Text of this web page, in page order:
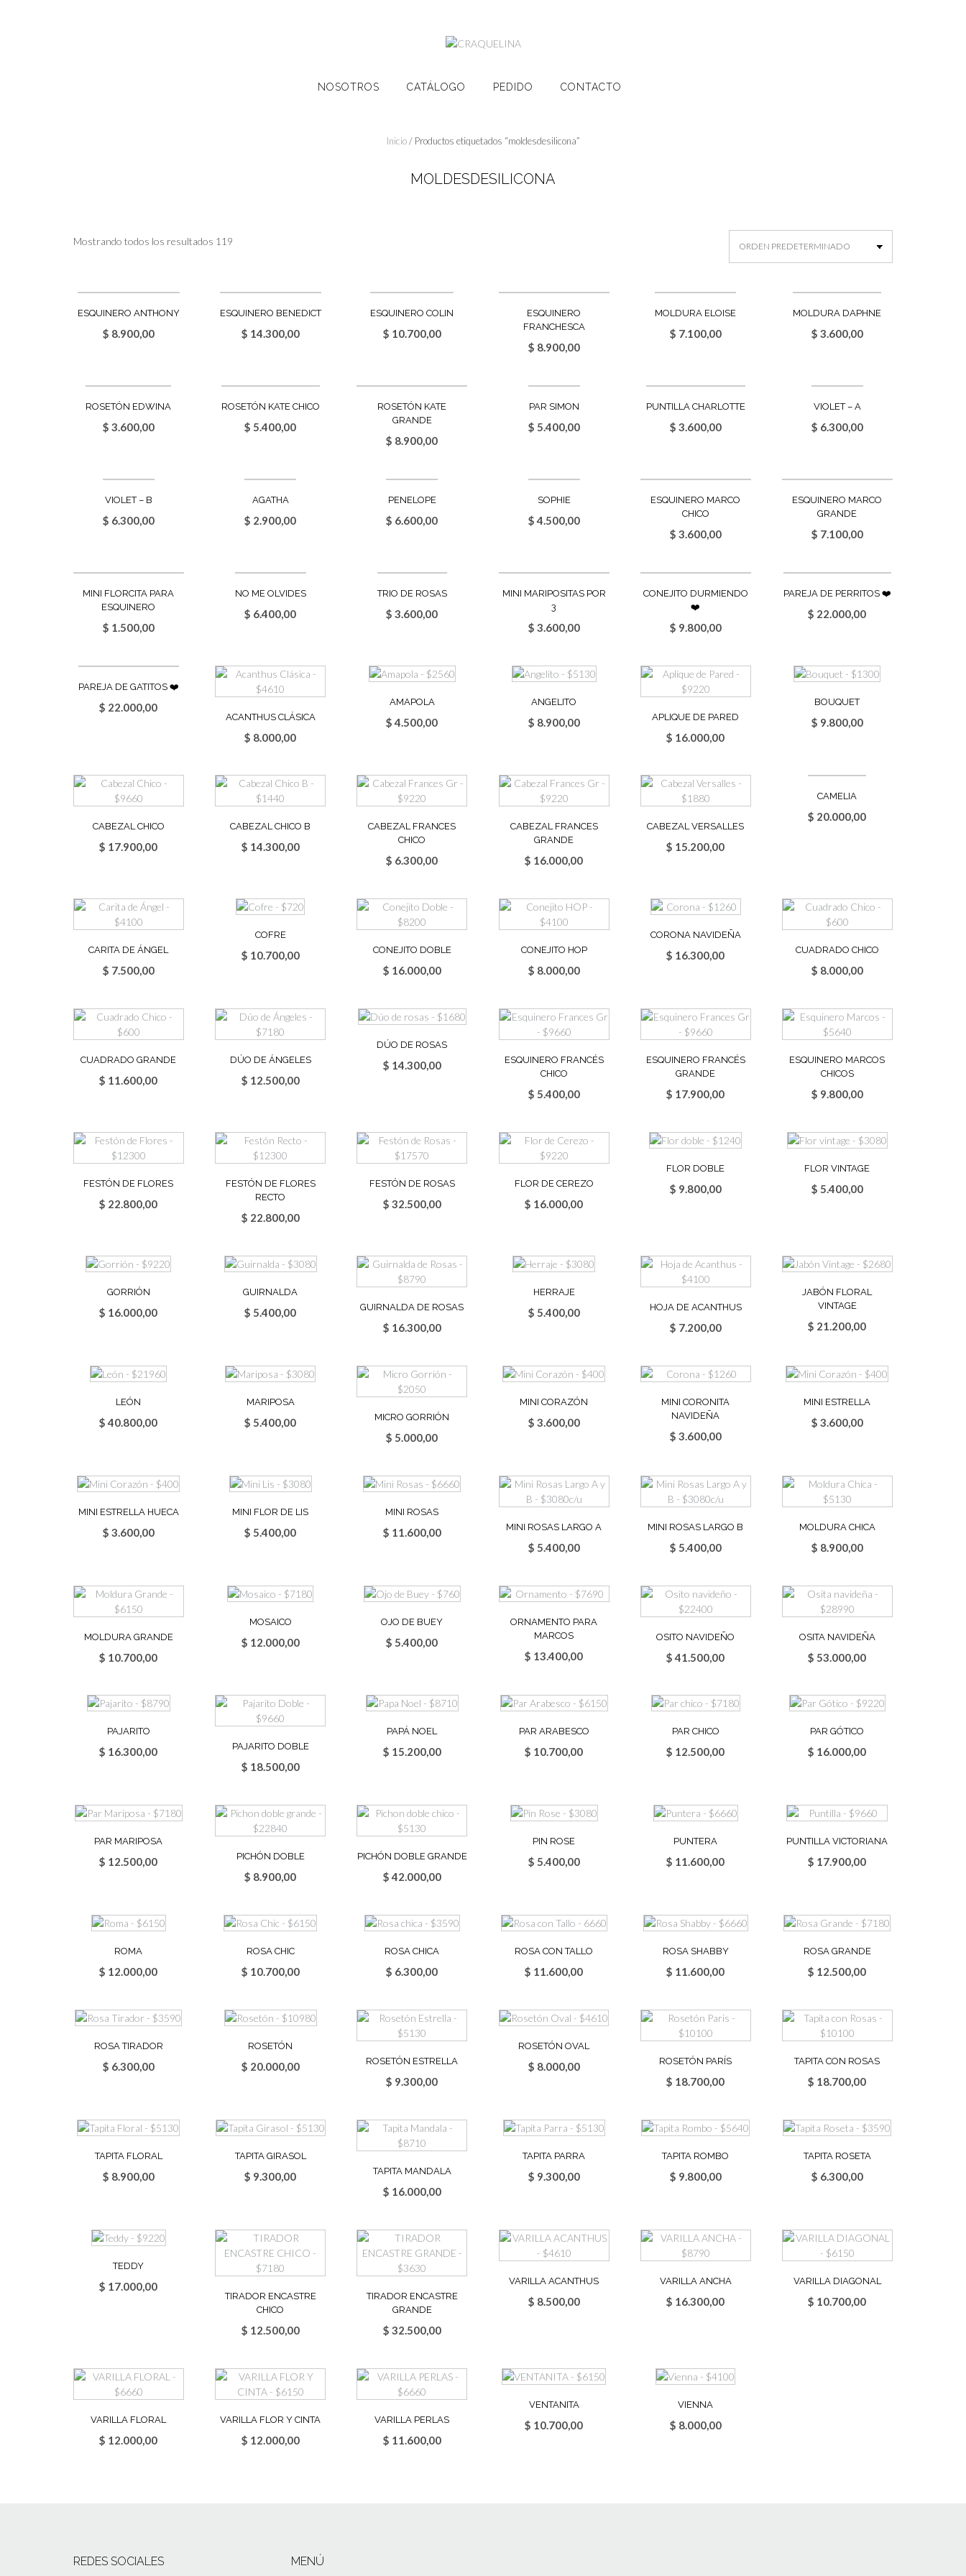
NOSOTROS CATÁLOGO PEDIDO CONTACTO
Inicio/ Productos etiquetados “moldesdesilicona”
MOLDESDESILICONA
Mostrando todos los resultados 119
ESQUINERO ANTHONY
$ 8.900,00
ESQUINERO BENEDICT
$ 14.300,00
ESQUINERO COLIN
$ 10.700,00
ESQUINERO
FRANCHESCA
$ 8.900,00
MOLDURA ELOISE
$ 7.100,00
MOLDURA DAPHNE
$ 3.600,00
ROSETÓN EDWINA
$ 3.600,00
ROSETÓN KATE CHICO
$ 5.400,00
ROSETÓN KATE
GRANDE
$ 8.900,00
PAR SIMON
$ 5.400,00
PUNTILLA CHARLOTTE
$ 3.600,00
VIOLET – A
$ 6.300,00
VIOLET – B
$ 6.300,00
AGATHA
$ 2.900,00
PENELOPE
$ 6.600,00
SOPHIE
$4.500,00
ESQUINERO MARCO
CHICO
$ 3.600,00
ESQUINERO MARCO
GRANDE
$ 7.100,00
MINI FLORCITA PARA
ESQUINERO
$ 1.500,00
NO ME OLVIDES
$ 6.400,00
TRIO DE ROSAS
$ 3.600,00
MINI MARIPOSITAS POR
3
$ 3.600,00
CONEJITO DURMIENDO
❤️
$ 9.800,00
PAREJA DE PERRITOS ❤️
$ 22.000,00
PAREJA DE GATITOS ❤️
$ 22.000,00
ACANTHUS CLÁSICA
$ 8.000,00
AMAPOLA
$4.500,00
ANGELITO
$ 8.900,00 APLIQUE DE PARED
$ 16.000,00
BOUQUET
$ 9.800,00
CABEZAL CHICO
$ 17.900,00
CABEZAL CHICO B
$ 14.300,00
CABEZAL FRANCES
CHICO
$ 6.300,00
CABEZAL FRANCES
GRANDE
$ 16.000,00
CABEZAL VERSALLES
$ 15.200,00
CAMELIA
$ 20.000,00
CARITA DE ÁNGEL
$ 7.500,00
COFRE
$ 10.700,00 CONEJITO DOBLE
$ 16.000,00
CONEJITO HOP
$ 8.000,00
CORONA NAVIDEÑA
$ 16.300,00 CUADRADO CHICO
$ 8.000,00
CUADRADO GRANDE
$ 11.600,00
DÚO DE ÁNGELES
$ 12.500,00
DÚO DE ROSAS
$ 14.300,00
ESQUINERO FRANCÉS
CHICO
$ 5.400,00
ESQUINERO FRANCÉS
GRANDE
$ 17.900,00
ESQUINERO MARCOS
CHICOS
$ 9.800,00
FESTÓN DE FLORES
$ 22.800,00
FESTÓN DE FLORES
RECTO
$ 22.800,00
FESTÓN DE ROSAS
$ 32.500,00
FLOR DE CEREZO
$ 16.000,00
FLOR DOBLE
$ 9.800,00
FLOR VINTAGE
$ 5.400,00
GORRIÓN
$ 16.000,00
GUIRNALDA
$ 5.400,00 GUIRNALDA DE ROSAS
$ 16.300,00
HERRAJE
$ 5.400,00 HOJA DE ACANTHUS
$ 7.200,00
JABÓN FLORAL
VINTAGE
$ 21.200,00
LEÓN
$40.800,00
MARIPOSA
$ 5.400,00 MICRO GORRIÓN
$ 5.000,00
MINI CORAZÓN
$ 3.600,00
MINI CORONITA
NAVIDEÑA
$ 3.600,00
MINI ESTRELLA
$ 3.600,00
MINI ESTRELLA HUECA
$ 3.600,00
MINI FLOR DE LIS
$ 5.400,00
MINI ROSAS
$ 11.600,00 MINI ROSAS LARGO A
$ 5.400,00
MINI ROSAS LARGO B
$ 5.400,00
MOLDURA CHICA
$ 8.900,00
MOLDURA GRANDE
$ 10.700,00
MOSAICO
$ 12.000,00
OJO DE BUEY
$ 5.400,00
ORNAMENTO PARA
MARCOS
$ 13.400,00
OSITO NAVIDEÑO
$41.500,00
OSITA NAVIDEÑA
$ 53.000,00
PAJARITO
$ 16.300,00 PAJARITO DOBLE
$ 18.500,00
PAPÁ NOEL
$ 15.200,00
PAR ARABESCO
$ 10.700,00
PAR CHICO
$ 12.500,00
PAR GÓTICO
$ 16.000,00
PAR MARIPOSA
$ 12.500,00 PICHÓN DOBLE
$ 8.900,00
PICHÓN DOBLE GRANDE
$42.000,00
PIN ROSE
$ 5.400,00
PUNTERA
$ 11.600,00
PUNTILLA VICTORIANA
$ 17.900,00
ROMA
$ 12.000,00
ROSA CHIC
$ 10.700,00
ROSA CHICA
$ 6.300,00
ROSA CON TALLO
$ 11.600,00
ROSA SHABBY
$ 11.600,00
ROSA GRANDE
$ 12.500,00
ROSA TIRADOR
$ 6.300,00
ROSETÓN
$ 20.000,00 ROSETÓN ESTRELLA
$ 9.300,00
ROSETÓN OVAL
$ 8.000,00 ROSETÓN PARÍS
$ 18.700,00
TAPITA CON ROSAS
$ 18.700,00
TAPITA FLORAL
$ 8.900,00
TAPITA GIRASOL
$ 9.300,00 TAPITA MANDALA
$ 16.000,00
TAPITA PARRA
$ 9.300,00
TAPITA ROMBO
$ 9.800,00
TAPITA ROSETA
$ 6.300,00
TEDDY
$ 17.000,00
TIRADOR ENCASTRE
CHICO
$ 12.500,00
TIRADOR ENCASTRE
GRANDE
$ 32.500,00
VARILLA ACANTHUS
$ 8.500,00
VARILLA ANCHA
$ 16.300,00
VARILLA DIAGONAL
$ 10.700,00
VARILLA FLORAL
$ 12.000,00
VARILLA FLOR Y CINTA
$ 12.000,00
VARILLA PERLAS
$ 11.600,00
VENTANITA
$ 10.700,00
VIENNA
$ 8.000,00
REDES SOCIALES MENÚ